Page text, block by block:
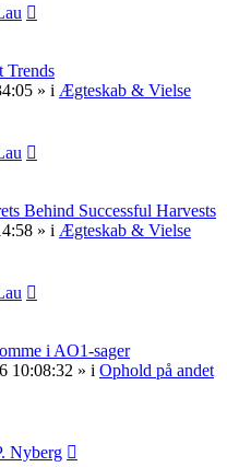
Trends
» i Ægteskab & Vielse
Behind Successful Harvests
» i Ægteskab & Vielse
i AO1-sager
10:08:32 » i Ophold på andet
Nyberg